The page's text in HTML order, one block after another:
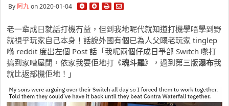
By 阿九on 2020-01-04
老一輩成日就話打機冇益，但到我地呢代就知道打機學唔學到野
就視乎玩家自己本身！話說外國有個已為人父嘅老玩家 tinglep
喺 reddit 度出左個 Post 話「我呢兩個仔成日爭部 Switch 嚟打
搞到家嘈屋閉，依家我要佢地打《魂斗羅》，過到第三版瀑布我
就比返部機佢地！」